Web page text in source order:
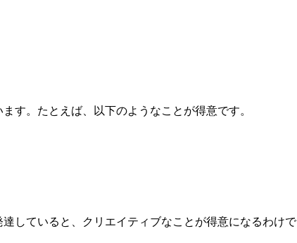
す。たとえば、以下のようなことが得意です。
していると、クリエイティブなことが得意になるわけで